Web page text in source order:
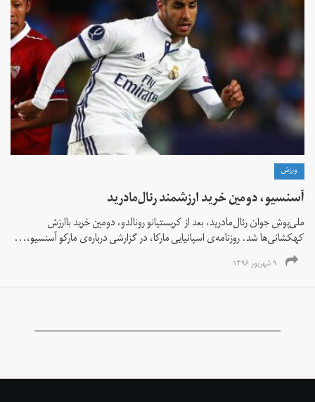
ورزش
آسنسيو، دومين خريد ارزشمند رئال‌مادريد
ملی‌پوش جوان رئال‌مادريد، بعد از كريستيانو رونالدو، دومين خريد باارزش
كهكشانی‌ها شد. روزنامه‌ی اسپانیایی ماركا، در گزارشی درباره‌ی ماركو آسنسيو،...
۹ شهریور ۱۳۹۶